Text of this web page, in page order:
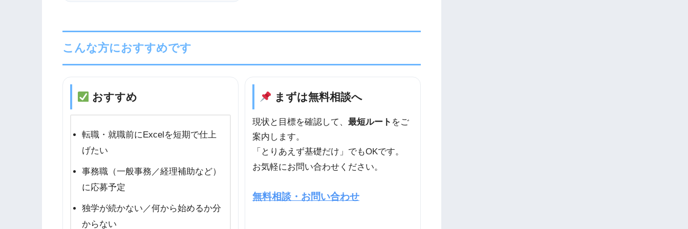
こんな方におすすめです
おすすめ
転職・就職前にExcelを短期で仕上
げたい
事務職（一般事務／経理補助など）
に応募予定
独学が続かない／何から始めるか分
からない
まずは無料相談へ
現状と目標を確認して、 最短ルート をご
案内します。
「とりあえず基礎だけ」でもOKです。
お気軽にお問い合わせください。
無料相談・お問い合わせ